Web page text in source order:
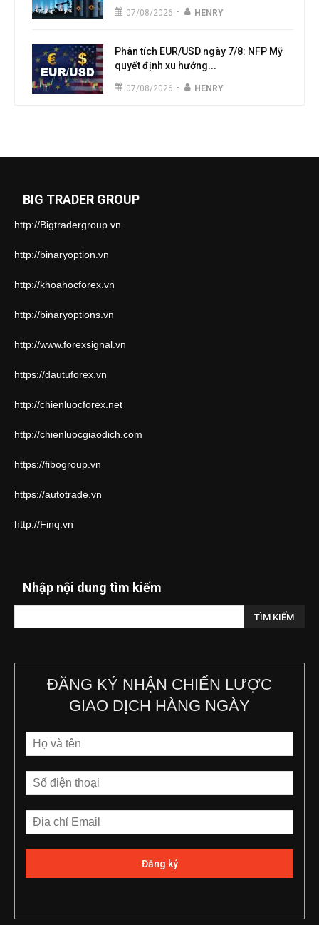
07/08/2026 - HENRY
Phân tích EUR/USD ngày 7/8: NFP Mỹ
quyết định xu hướng...
07/08/2026 - HENRY
BIG TRADER GROUP
http://Bigtradergroup.vn
http://binaryoption.vn
http://khoahocforex.vn
http://binaryoptions.vn
http://www.forexsignal.vn
https://dautuforex.vn
http://chienluocforex.net
http://chienluocgiaodich.com
https://fibogroup.vn
https://autotrade.vn
http://Finq.vn
Nhập nội dung tìm kiếm
ĐĂNG KÝ NHẬN CHIẾN LƯỢC
GIAO DỊCH HÀNG NGÀY